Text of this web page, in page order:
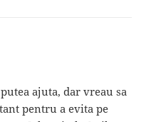
ajuta, dar vreau sa
pentru a evita pe